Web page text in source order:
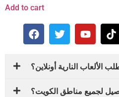
Add to cart
الألعاب النارية أونلاين؟
لجميع مناطق الكويت؟